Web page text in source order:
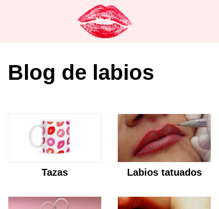
Blog de labios
Tazas Labios tatuados